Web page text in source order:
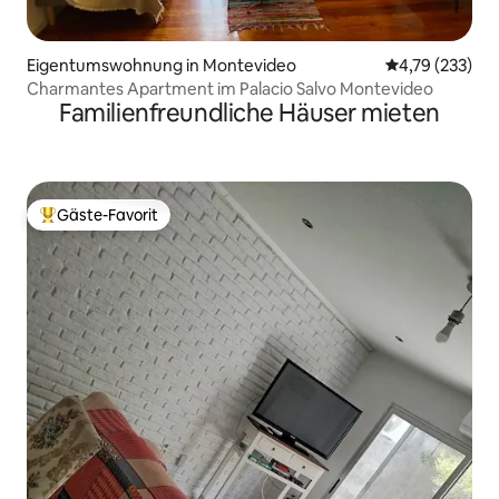
Eigentumswohnung in Montevideo
4,79 (233)
Charmantes Apartment im Palacio Salvo Montevideo
Familienfreundliche Häuser mieten
Beliebter Gäste-Favorit.
Gäste-Favorit